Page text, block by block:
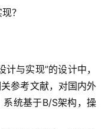
？
与实现”的设计中，
参考文献，对国内外
统基于B/S架构，操